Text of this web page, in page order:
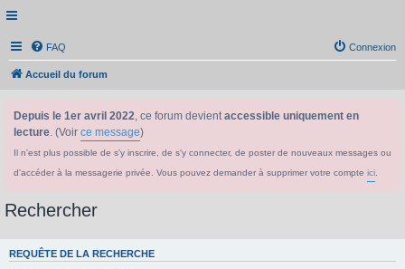
FAQ Connexion
Accueil du forum
Depuis le 1er avril 2022, ce forum devientaccessible uniquement en
lecture. (Voir ce message)
Il n'est plus possible de s'y inscrire, de s'y connecter, de poster de nouveaux messages ou
d'accéder à la messagerie privée. Vous pouvez demander à supprimer votre compte ici
Rechercher
REQUÊTE DE LA RECHERCHE